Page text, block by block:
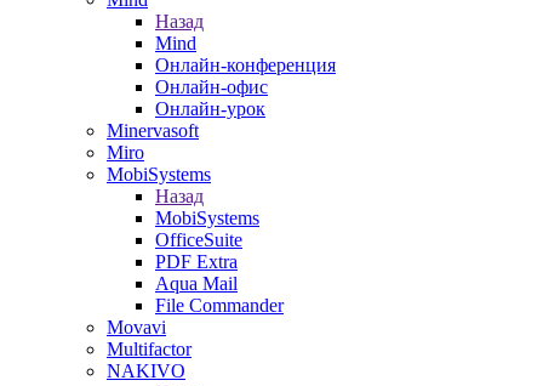
Назад
Mind
Онлайн-конференция
Онлайн-офис
Онлайн-урок
Minervasoft
Miro
MobiSystems
Назад
MobiSystems
OfficeSuite
PDF Extra
Aqua Mail
File Commander
Movavi
Multifactor
NAKIVO